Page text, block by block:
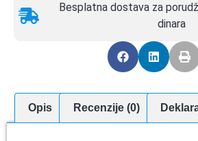
Besplatna dostava za
dinara
Opis Recenzije (0)